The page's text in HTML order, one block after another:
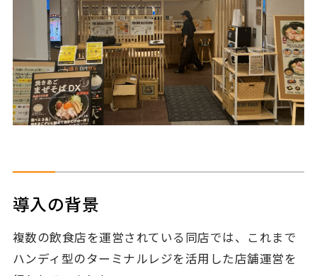
導入の背景
複数の飲食店を運営されている同店では、これまで
ハンディ型のターミナルレジを活用した店舗運営を